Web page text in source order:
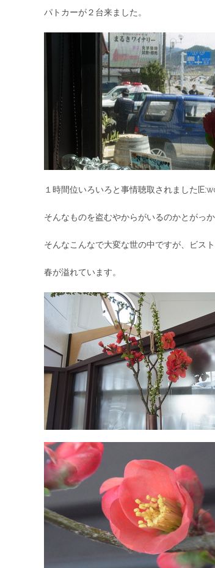
パトカーが２台来ました。
１時間位いろいろと事情聴取されました
そんなものを盗むやからがいるのかとがっ
そんなこんなで大変な世の中ですが、ビス
春が溢れています。